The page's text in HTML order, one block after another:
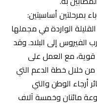
بمرحلتين أساسيتين:
الواردة في مجملها
الفيروس إلى البلاد. وقد
قوية، مع العمل على
من خلال خطة الدعم التي
أرجاء الوطن والتي
مائتان وخمسة آلاف